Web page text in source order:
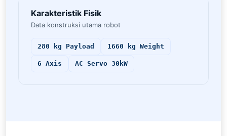
Karakteristik Fisik
Data konstruksi utama robot
280 kg Payload 1660 kg Weight
6 Axis AC Servo 30kW